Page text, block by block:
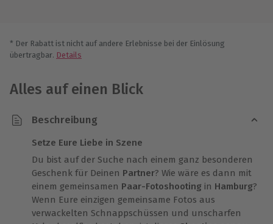
* Der Rabatt ist nicht auf andere Erlebnisse bei der Einlösung
übertragbar. Details
Alles auf einen Blick
Beschreibung
Setze Eure Liebe in Szene
Du bist auf der Suche nach einem ganz besonderen
Geschenk für Deinen Partner? Wie wäre es dann mit
einem gemeinsamen Paar-Fotoshooting in Hamburg?
Wenn Eure einzigen gemeinsame Fotos aus
verwackelten Schnappschüssen und unscharfen